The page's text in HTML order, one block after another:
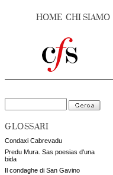
HOME CHI SIAMO
GLOSSARI
Condaxi Cabrevadu
Predu Mura. Sas poesias d'una
bida
Il condaghe di San Gavino